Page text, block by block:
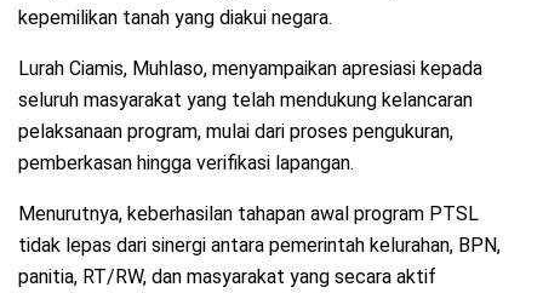
kepemilikan tanah yang diakui negara.
Lurah Ciamis, Muhlaso, menyampaikan apresiasi kepada
seluruh masyarakat yang telah mendukung kelancaran
pelaksanaan program, mulai dari proses pengukuran,
pemberkasan hingga verifikasi lapangan.
Menurutnya, keberhasilan tahapan awal program PTSL
tidak lepas dari sinergi antara pemerintah kelurahan, BPN,
panitia, RT/RW, dan masyarakat yang secara aktif